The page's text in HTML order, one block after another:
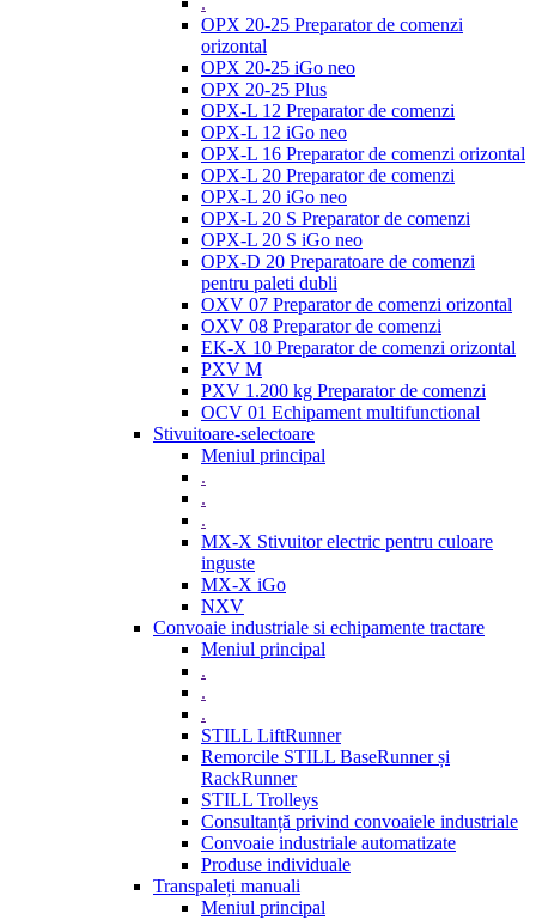
OPX 20-25 Preparator de comenzi
orizontal
OPX 20-25 iGo neo
OPX 20-25 Plus
OPX-L 12 Preparator de comenzi
OPX-L 12 iGo neo
OPX-L 16 Preparator de comenzi orizontal
OPX-L 20 Preparator de comenzi
OPX-L 20 iGo neo
OPX-L 20 S Preparator de comenzi
OPX-L 20 S iGo neo
OPX-D 20 Preparatoare de comenzi
pentru paleti dubli
OXV 07 Preparator de comenzi orizontal
OXV 08 Preparator de comenzi
EK-X 10 Preparator de comenzi orizontal
PXV M
PXV 1.200 kg Preparator de comenzi
OCV 01 Echipament multifunctional
Stivuitoare-selectoare
Meniul principal
.
.
.
MX-X Stivuitor electric pentru culoare
inguste
MX-X iGo
NXV
Convoaie industriale si echipamente tractare
Meniul principal
.
.
.
STILL LiftRunner
Remorcile STILL BaseRunner și
RackRunner
STILL Trolleys
Consultanță privind convoaiele industriale
Convoaie industriale automatizate
Produse individuale
Transpaleți manuali
Meniul principal